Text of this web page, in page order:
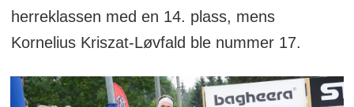
herreklassen med en 14. plass, mens
Kornelius Kriszat-Løvfald ble nummer 17.